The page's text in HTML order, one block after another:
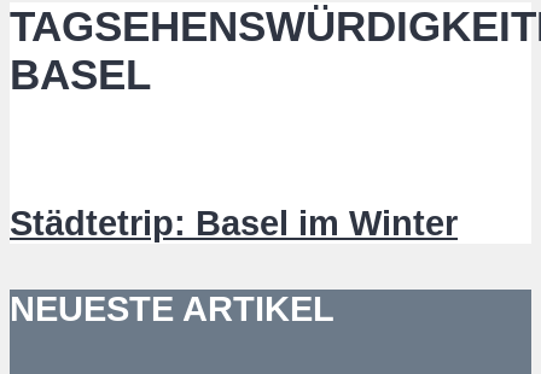
BASEL
Städtetrip: Basel im Winter
NEUESTE ARTIKEL